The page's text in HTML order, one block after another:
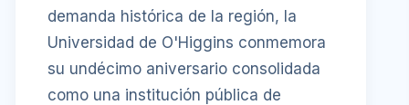
demanda histórica de la región, la
Universidad de O'Higgins conmemora
su undécimo aniversario consolidada
como una institución pública de